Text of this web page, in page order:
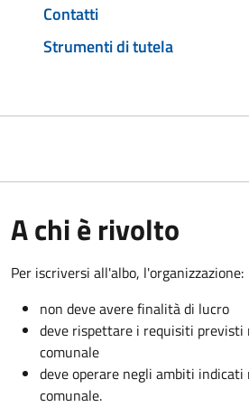
Contatti
Strumenti di tutela
A chi è rivolto
Per iscriversi all'albo, l'organizzazione:
non deve avere finalità di lucro
deve rispettare i requisiti previsti
comunale
deve operare negli ambiti indicati
comunale.